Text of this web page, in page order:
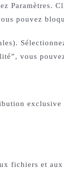
Paramètres.
pouvez
vous
fichiers et